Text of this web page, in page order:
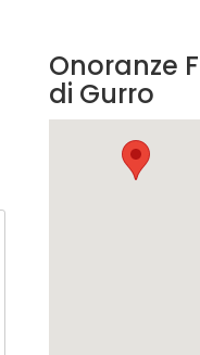
Onoranze
di Gurro